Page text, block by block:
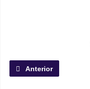
Artículo anterior:
Anterior